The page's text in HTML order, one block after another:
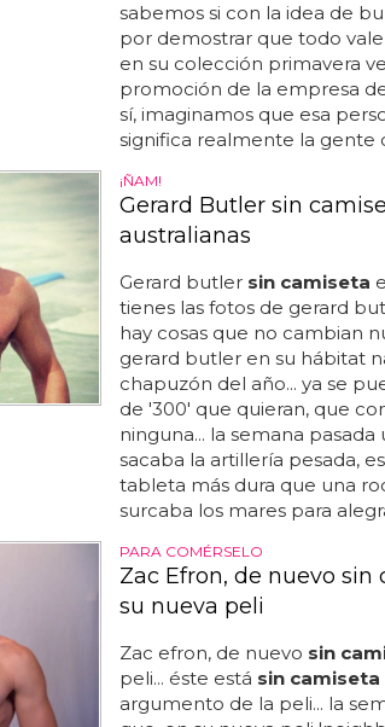
sabemos si con la idea de
por demostrar que todo
en su colección primavera
promoción de la empresa
sí, imaginamos que esa
significa realmente la gente
¡ÑAM!
Gerard Butler sin
australianas
Gerard butler sin camiseta
tienes las fotos de gerard
hay cosas que no cambian
gerard butler en su hábitat
chapuzón del año... ya se
de '300' que quieran, que
ninguna... la semana
sacaba la artillería pesada,
tableta más dura que una
surcaba los mares para
PARA COMÉRSELO
Zac Efron, de nuevo
su nueva peli
Zac efron, de nuevo sin
peli... éste está sin camiseta
argumento de la peli... la